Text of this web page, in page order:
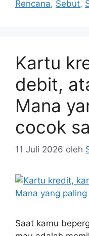
Rencana, Sebut,
Kartu
debit,
Mana
cocok
11 Juli 2026 oleh
Saat kamu